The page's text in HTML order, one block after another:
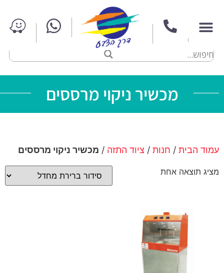
מכשיר ניקוי מרססים
עמוד הבית / חנות / ציוד התזה / מכשיר ניקוי מרססים
מציג תוצאה אחת